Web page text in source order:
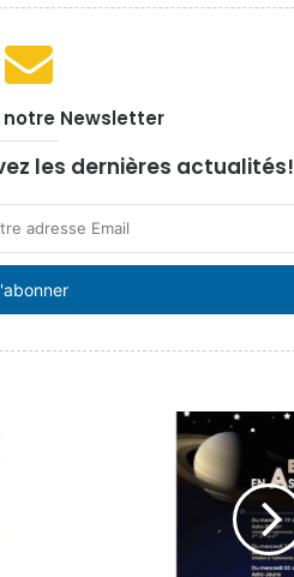
notre Newsletter
les dernières actualités!